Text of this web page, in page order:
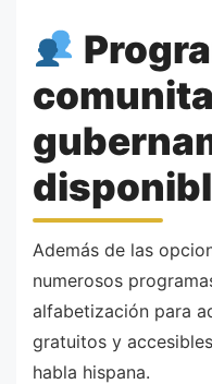
Además de las
numerosos
alfabetización para
gratuitos y
habla hispana.